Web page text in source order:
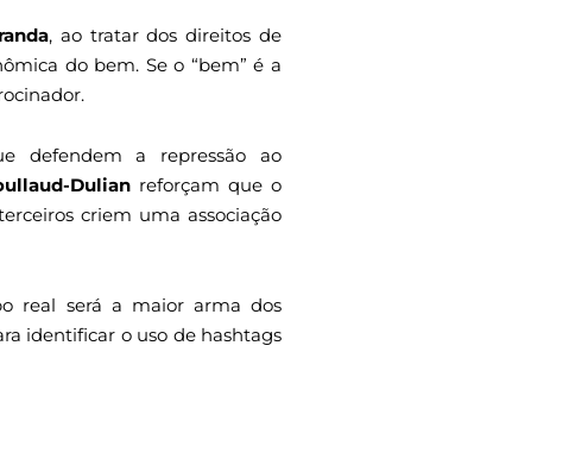
, ao tratar dos direitos de
do bem. Se o “bem” é a
defendem a repressão ao
Dulian reforçam que o
criem uma associação
real será a maior arma dos
identificar o uso de hashtags